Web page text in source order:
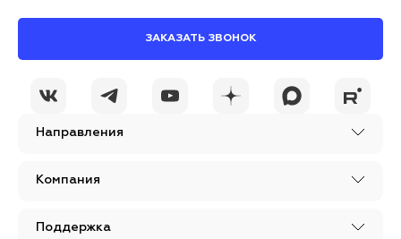
Направления
Компания
Поддержка
ЗАКАЗАТЬ ЗВОНОК